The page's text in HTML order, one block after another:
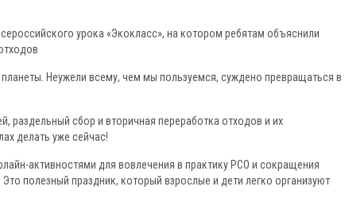
урока «Экокласс», на котором ребятам объяснили
Неужели всему, чем мы пользуемся, суждено превращаться в
раздельный сбор и вторичная переработка отходов и их
делать уже сейчас!
активностями для вовлечения в практику РСО и сокращения
полезный праздник, который взрослые и дети легко организуют